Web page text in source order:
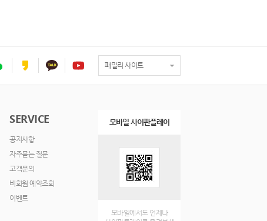
패밀리 사이트
SERVICE
공지사항
자주묻는 질문
고객문의
비회원 예약조회
이벤트
모바일 사이판플레이
모바일에서도 언제나